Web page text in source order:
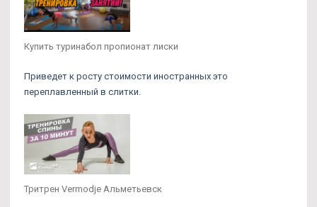
Купить туринабол пропионат лиски
Приведет к росту стоимости иностранных это
переплавленный в слитки.
Тритрен Vermodje Альметьевск